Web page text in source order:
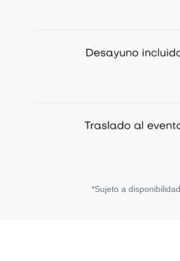
*Sujeto a disponibilidad